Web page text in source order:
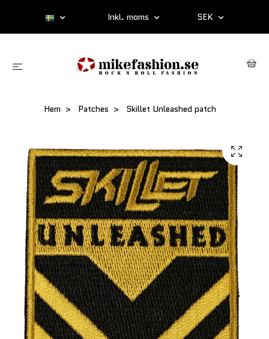
Inkl. moms SEK
Hem Patches Skillet Unleashed patch